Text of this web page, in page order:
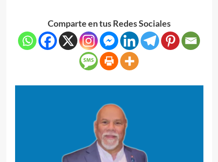
Comparte en tus Redes Sociales